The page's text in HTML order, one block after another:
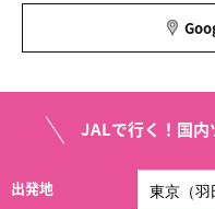
JALで行く！国内
出発地